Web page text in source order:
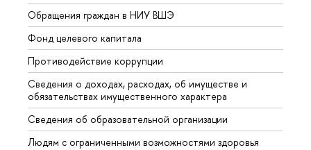
Обращения граждан в НИУ ВШЭ
Фонд целевого капитала
Противодействие коррупции
Сведения о доходах, расходах, об имуществе и
обязательствах имущественного характера
Сведения об образовательной организации
Людям с ограниченными возможностями здоровья